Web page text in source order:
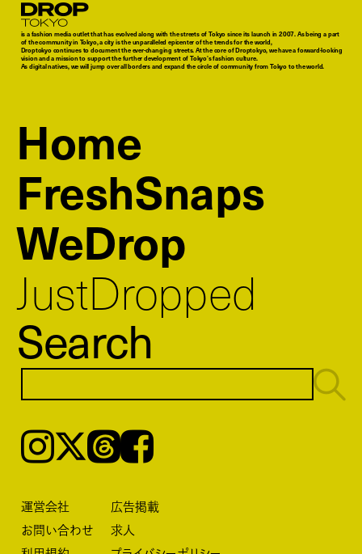
Droptokyo
is a fashion media outlet that has evolved along with the streets of Tokyo since its launch in 2007. As being a part
of the community in Tokyo, a city is the unparalleled epicenter of the trends for the world,
Droptokyo continues to document the ever-changing streets. At the core of Droptokyo, we have a forward-looking
vision and a mission to support the further development of Tokyo’s fashion culture.
As digital natives, we will jump over all borders and expand the circle of community from Tokyo to the world.
Home
FreshSnaps
WeDrop
JustDropped
Search
Instagram𝕏ThreadsFacebook
運営会社
広告掲載
お問い合わせ
求人